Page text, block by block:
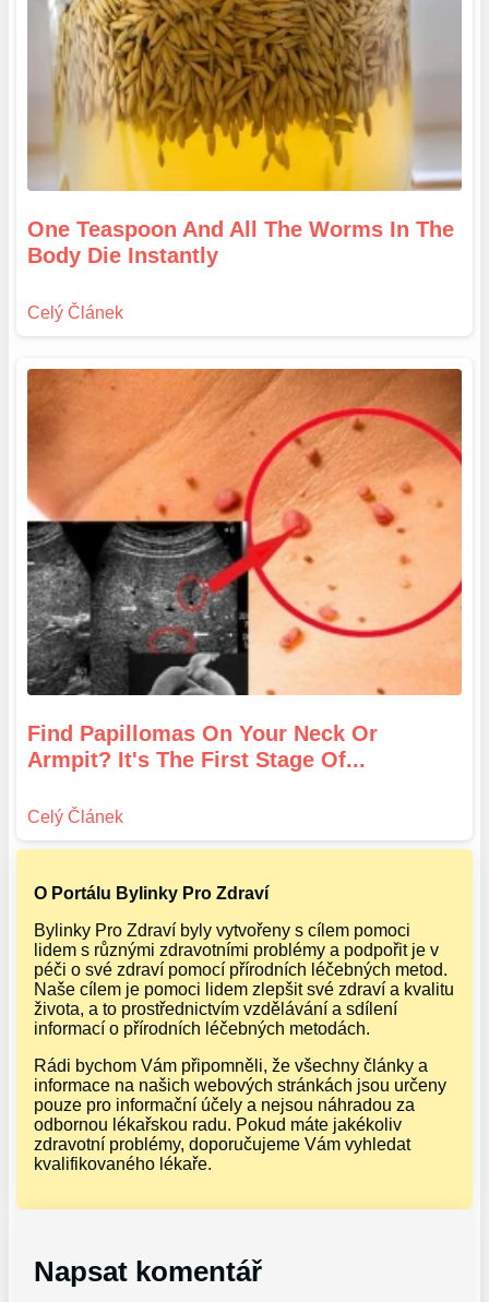
One Teaspoon And All The Worms In The
Body Die Instantly
Find Papillomas On Your Neck Or
Armpit? It's The First Stage Of...
O Portálu Bylinky Pro Zdraví
Bylinky Pro Zdraví byly vytvořeny s cílem pomoci
lidem s různými zdravotními problémy a podpořit je v
péči o své zdraví pomocí přírodních léčebných metod.
Naše cílem je pomoci lidem zlepšit své zdraví a kvalitu
života, a to prostřednictvím vzdělávání a sdílení
informací o přírodních léčebných metodách.
Rádi bychom Vám připomněli, že všechny články a
informace na našich webových stránkách jsou určeny
pouze pro informační účely a nejsou náhradou za
odbornou lékařskou radu. Pokud máte jakékoliv
zdravotní problémy, doporučujeme Vám vyhledat
kvalifikovaného lékaře.
Napsat komentář